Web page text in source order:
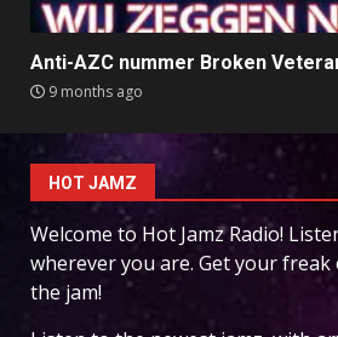
Anti-AZC nummer Broken
9 months ago
HOT JAMZ
Welcome to Hot Jamz Radio!
wherever you are. Get your
the jam!